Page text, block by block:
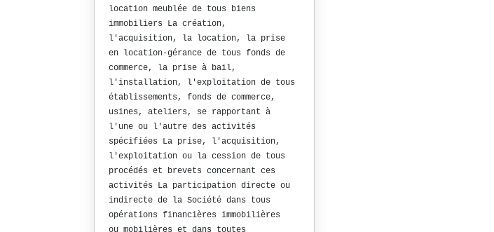
location meublée de tous biens
immobiliers La création,
l'acquisition, la location, la prise
en location-gérance de tous fonds de
commerce, la prise à bail,
l'installation, l'exploitation de tous
établissements, fonds de commerce,
usines, ateliers, se rapportant à
l'une ou l'autre des activités
spécifiées La prise, l'acquisition,
l'exploitation ou la cession de tous
procédés et brevets concernant ces
activités La participation directe ou
indirecte de la Société dans tous
opérations financières immobilières
ou mobilières et dans toutes